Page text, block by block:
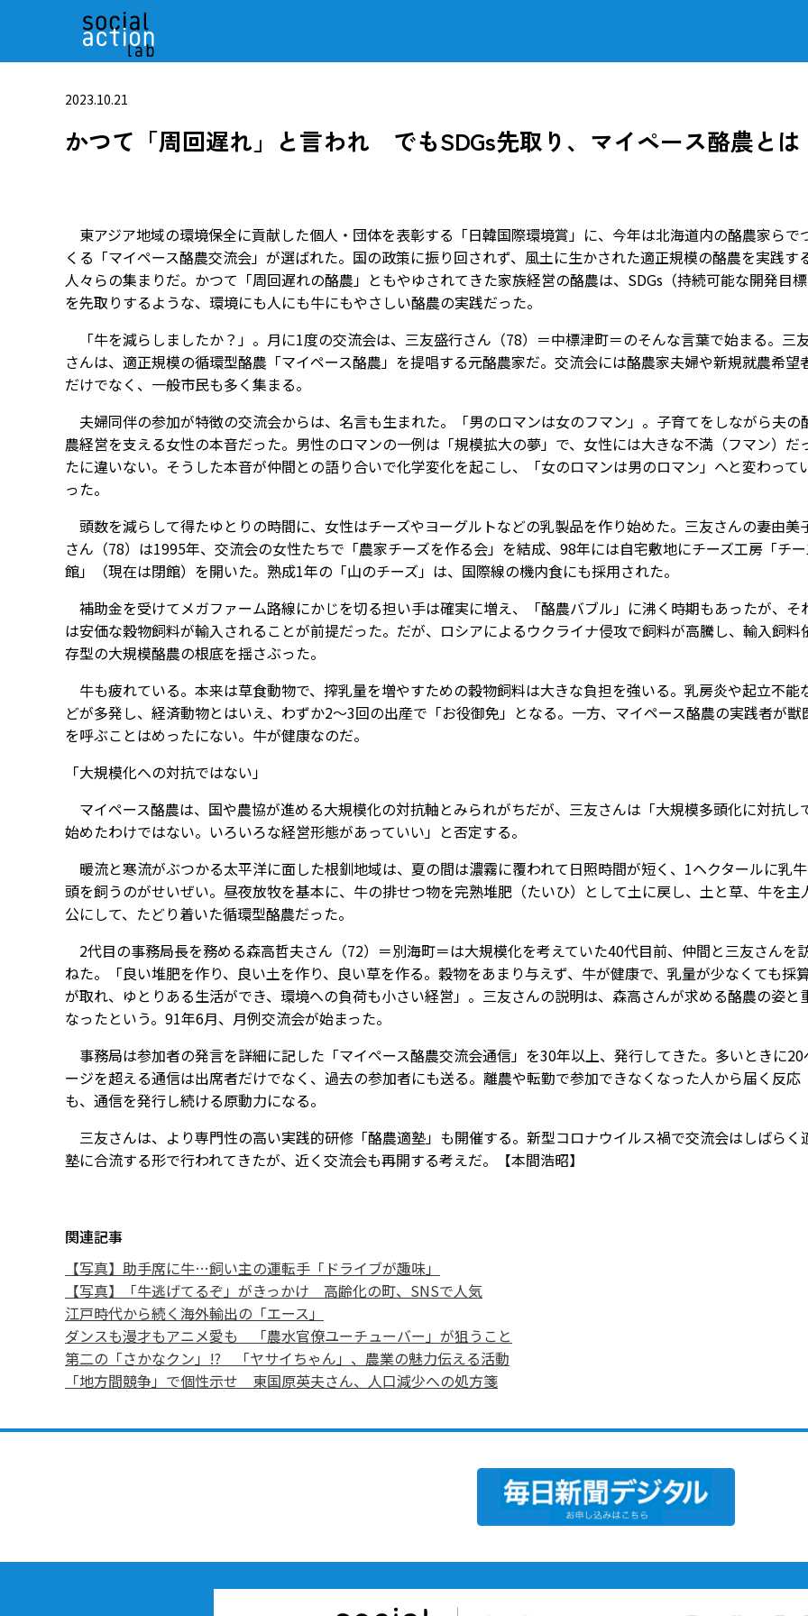
2023.10.21
かつて「周回遅れ」と言われ でもSDGs先取り、マイペース酪農とは
東アジア地域の環境保全に貢献した個人・団体を表彰する「日韓国際環境賞」に、今年は北海道内の酪農家らで
くる「マイペース酪農交流会」が選ばれた。国の政策に振り回されず、風土に生かされた適正規模の酪農を実践す
人々らの集まりだ。かつて「周回遅れの酪農」ともやゆされてきた家族経営の酪農は、SDGs（持続可能な開発目標
を先取りするような、環境にも人にも牛にもやさしい酪農の実践だった。
「牛を減らしましたか？」。月に1度の交流会は、三友盛行さん（78）＝中標津町＝のそんな言葉で始まる。三
さんは、適正規模の循環型酪農「マイペース酪農」を提唱する元酪農家だ。交流会には酪農家夫婦や新規就農希望
だけでなく、一般市民も多く集まる。
夫婦同伴の参加が特徴の交流会からは、名言も生まれた。「男のロマンは女のフマン」。子育てをしながら夫の
農経営を支える女性の本音だった。男性のロマンの一例は「規模拡大の夢」で、女性には大きな不満（フマン）だ
たに違いない。そうした本音が仲間との語り合いで化学変化を起こし、「女のロマンは男のロマン」へと変わって
った。
頭数を減らして得たゆとりの時間に、女性はチーズやヨーグルトなどの乳製品を作り始めた。三友さんの妻由美
さん（78）は1995年、交流会の女性たちで「農家チーズを作る会」を結成、98年には自宅敷地にチーズ工房「チ
館」（現在は閉館）を開いた。熟成1年の「山のチーズ」は、国際線の機内食にも採用された。
補助金を受けてメガファーム路線にかじを切る担い手は確実に増え、「酪農バブル」に沸く時期もあったが、そ
は安価な穀物飼料が輸入されることが前提だった。だが、ロシアによるウクライナ侵攻で飼料が高騰し、輸入飼料
存型の大規模酪農の根底を揺さぶった。
牛も疲れている。本来は草食動物で、搾乳量を増やすための穀物飼料は大きな負担を強いる。乳房炎や起立不能
どが多発し、経済動物とはいえ、わずか2～3回の出産で「お役御免」となる。一方、マイペース酪農の実践者が獣
を呼ぶことはめったにない。牛が健康なのだ。
「大規模化への対抗ではない」
マイペース酪農は、国や農協が進める大規模化の対抗軸とみられがちだが、三友さんは「大規模多頭化に対抗し
始めたわけではない。いろいろな経営形態があっていい」と否定する。
暖流と寒流がぶつかる太平洋に面した根釧地域は、夏の間は濃霧に覆われて日照時間が短く、1ヘクタールに乳
頭を飼うのがせいぜい。昼夜放牧を基本に、牛の排せつ物を完熟堆肥（たいひ）として土に戻し、土と草、牛を主
公にして、たどり着いた循環型酪農だった。
2代目の事務局長を務める森高哲夫さん（72）＝別海町＝は大規模化を考えていた40代目前、仲間と三友さんを
ねた。「良い堆肥を作り、良い土を作り、良い草を作る。穀物をあまり与えず、牛が健康で、乳量が少なくても採
が取れ、ゆとりある生活ができ、環境への負荷も小さい経営」。三友さんの説明は、森高さんが求める酪農の姿と
なったという。91年6月、月例交流会が始まった。
事務局は参加者の発言を詳細に記した「マイペース酪農交流会通信」を30年以上、発行してきた。多いときに20
ージを超える通信は出席者だけでなく、過去の参加者にも送る。離農や転勤で参加できなくなった人から届く反応
も、通信を発行し続ける原動力になる。
三友さんは、より専門性の高い実践的研修「酪農適塾」も開催する。新型コロナウイルス禍で交流会はしばらく
塾に合流する形で行われてきたが、近く交流会も再開する考えだ。【本間浩昭】
関連記事
【写真】助手席に牛…飼い主の運転手「ドライブが趣味」
【写真】「牛逃げてるぞ」がきっかけ 高齢化の町、SNSで人気
江戸時代から続く海外輸出の「エース」
ダンスも漫才もアニメ愛も 「農水官僚ユーチューバー」が狙うこと
第二の「さかなクン」!? 「ヤサイちゃん」、農業の魅力伝える活動
「地方間競争」で個性示せ 東国原英夫さん、人口減少への処方箋